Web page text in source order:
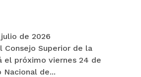
de 2026
Consejo Superior de la
el próximo viernes 24 de
de...